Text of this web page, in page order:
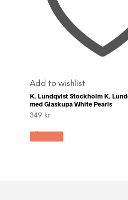
Add to wishlist
K. Lundqvist Stockholm K.
med Glaskupa White Pearls
349 kr